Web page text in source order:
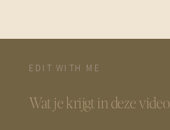
Wat je krijgt in deze video
EDIT WITH ME